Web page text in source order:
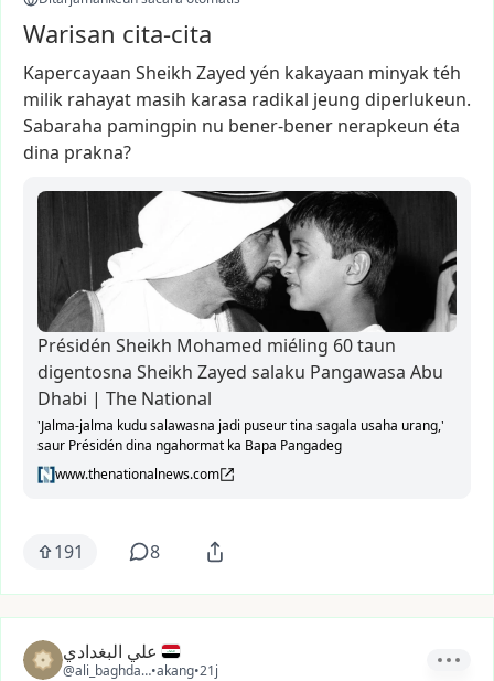
Warisan cita-cita
Kapercayaan Sheikh Zayed yén kakayaan minyaktéh
milik rahayat masih karasa radikal jeung diperlukeun.
Sabaraha pamingpin nu bener-bener nerapkeun éta
dina prakna?
Présidén Sheikh Mohamed miéling 60 taun
digentosna Sheikh Zayed salaku Pangawasa Abu
Dhabi | The National
'Jalma-jalma kudu salawasna jadi puseur tina sagala usaha urang,'
saur Présidén dina ngahormat ka Bapa Pangadeg
www.thenationalnews.com
191 8
علي البغدادي
@ali_baghdadi3
•akang•21j